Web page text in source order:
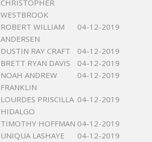
CHRISTOPHER
WESTBROOK
ROBERT WILLIAM
ANDERSEN
04-12-2019
DUSTIN RAY CRAFT
04-12-2019
BRETT RYAN DAVIS
04-12-2019
NOAH ANDREW
FRANKLIN
04-12-2019
LOURDES PRISCILLA
HIDALGO
04-12-2019
TIMOTHY HOFFMAN 04-12-2019
UNIQUA LASHAYE
04-12-2019